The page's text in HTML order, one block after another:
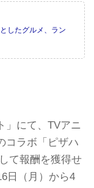
したグルメ、ラン
」にて、TVアニ
コラボ「ピザハ
て報酬を獲得せ
日（月）から4